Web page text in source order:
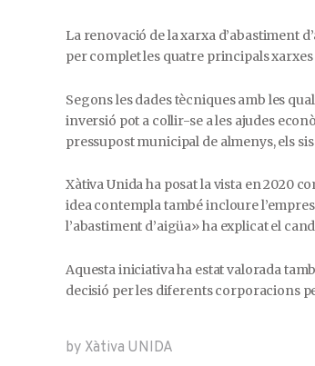
La renovació de la xarxa d’abastiment
per complet les quatre principals
Segons les dades tècniques amb les
inversió pot a collir-se a les ajudes
pressupost municipal de almenys, els
Xàtiva Unida ha posat la vista en 2020
idea contempla també incloure
l’abastiment d’aigüa» ha explicat el
Aquesta iniciativa ha estat valorada
decisió per les diferents corporacions
by Xàtiva UNIDA